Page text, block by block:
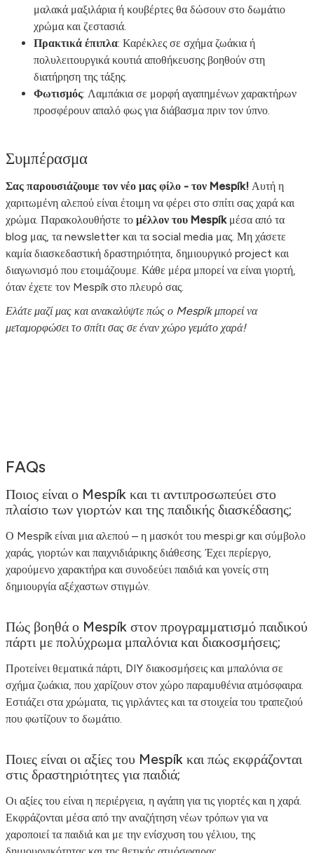
μαλακά μαξιλάρια ή κουβέρτες θα δώσουν στο δωμάτιο
χρώμα και ζεστασιά.
Πρακτικά έπιπλα: Καρέκλες σε σχήμα ζωάκια ή
πολυλειτουργικά κουτιά αποθήκευσης βοηθούν στη
διατήρηση της τάξης.
Φωτισμός: Λαμπάκια σε μορφή αγαπημένων χαρακτήρων
προσφέρουν απαλό φως για διάβασμα πριν τον ύπνο.
Συμπέρασμα
Σας παρουσιάζουμε τον νέο μας φίλο - τον Mespík! Αυτή η
χαριτωμένη αλεπού είναι έτοιμη να φέρει στο σπίτι σας χαρά και
χρώμα. Παρακολουθήστε το μέλλον του Mespíkμέσα από τα
blog μας, τα newsletter και τα social media μας. Μη χάσετε
καμία διασκεδαστική δραστηριότητα, δημιουργικό project και
διαγωνισμό που ετοιμάζουμε. Κάθε μέρα μπορεί να είναι γιορτή,
όταν έχετε τον Mespík στο πλευρό σας.
Ελάτε μαζί μας και ανακαλύψτε πώς ο Mespík μπορεί να
μεταμορφώσει το σπίτι σας σε έναν χώρο γεμάτο χαρά!
FAQs
Ποιος είναι ο Mespík και τι αντιπροσωπεύει στο
πλαίσιο των γιορτών και της παιδικής διασκέδασης;
Ο Mespík είναι μια αλεπού – η μασκότ του mespi.gr και σύμβολο
χαράς, γιορτών και παιχνιδιάρικης διάθεσης. Έχει περίεργο,
χαρούμενο χαρακτήρα και συνοδεύει παιδιά και γονείς στη
δημιουργία αξέχαστων στιγμών.
Πώς βοηθά ο Mespík στον προγραμματισμό παιδικού
πάρτι με πολύχρωμα μπαλόνια και διακοσμήσεις;
Προτείνει θεματικά πάρτι, DIY διακοσμήσεις και μπαλόνια σε
σχήμα ζωάκια, που χαρίζουν στον χώρο παραμυθένια ατμόσφαιρα.
Εστιάζει στα χρώματα, τις γιρλάντες και τα στοιχεία του τραπεζιού
που φωτίζουν το δωμάτιο.
Ποιες είναι οι αξίες του Mespík και πώς εκφράζονται
στις δραστηριότητες για παιδιά;
Οι αξίες του είναι η περιέργεια, η αγάπη για τις γιορτές και η χαρά.
Εκφράζονται μέσα από την αναζήτηση νέων τρόπων για να
χαροποιεί τα παιδιά και με την ενίσχυση του γέλιου, της